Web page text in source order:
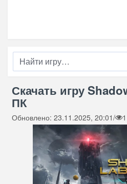
Скачать игру
ПК
Обновлено: 23.11.2025, 20:01/